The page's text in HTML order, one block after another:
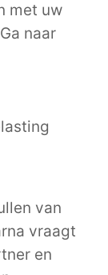
met uw
naar
van
vraagt
en